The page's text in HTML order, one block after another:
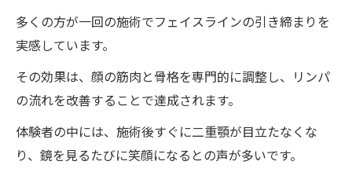
多くの方が一回の施術でフェイスラインの引き締まりを
実感しています。
その効果は、顔の筋肉と骨格を専門的に調整し、リンパ
の流れを改善することで達成されます。
体験者の中には、施術後すぐに二重顎が目立たなくな
り、鏡を見るたびに笑顔になるとの声が多いです。